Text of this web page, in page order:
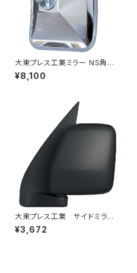
大東プレス工業ミラー NS角型
トレーラーﾐﾗｰ (SUS) L013 DI
-58SUS
¥8,100
大東プレス工業 サイドミラー/
バックミラーダイハツ ハイゼッ
トカーゴ 左 06年～ DI-64
¥3,672